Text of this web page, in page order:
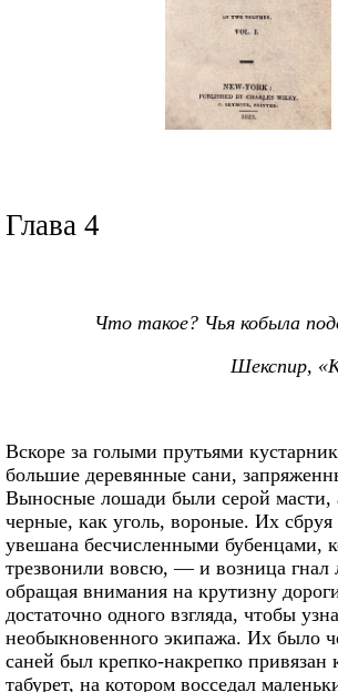
Глава 4
Что такое? Чья кобыла
Шекспир,
Вскоре за голыми прутьями
большие деревянные сани,
Выносные лошади были серой масти,
черные, как уголь, вороные. Их
увешана бесчисленными бубенцами,
трезвонили вовсю, — и возница гнал
обращая внимания на крутизну
достаточно одного взгляда, чтобы
необыкновенного экипажа. Их было
саней был крепко-накрепко привязан
табурет, на котором восседал